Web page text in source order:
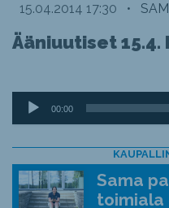
15.04.2014 17:30
•
Ääniuutiset 15.4.
Äänitoistin
00:00
Sama
toimiala